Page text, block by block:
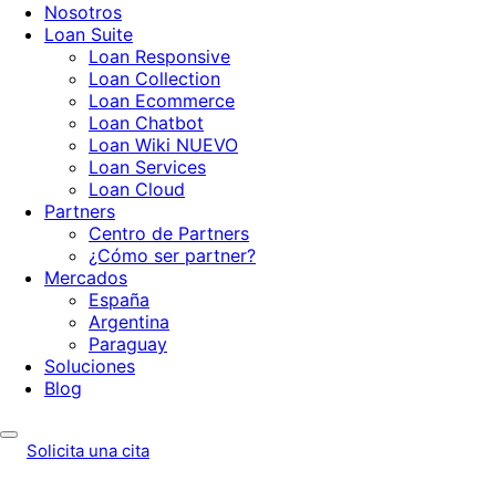
Nosotros
Loan Suite
Loan Responsive
Loan Collection
Loan Ecommerce
Loan Chatbot
Loan Wiki NUEVO
Loan Services
Loan Cloud
Partners
Centro de Partners
¿Cómo ser partner?
Mercados
España
Argentina
Paraguay
Soluciones
Blog
Solicita una cita